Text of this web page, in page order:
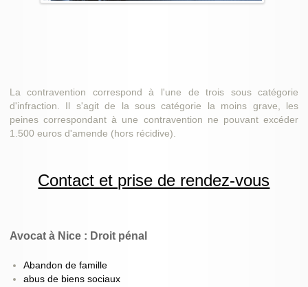
La contravention correspond à l'une de trois sous catégorie
d'infraction. Il s'agit de la sous catégorie la moins grave, les
peines correspondant à une contravention ne pouvant excéder
1.500 euros d'amende (hors récidive).
Contact et prise de rendez-vous
Avocat à Nice : Droit pénal
Abandon de famille
abus de biens sociaux